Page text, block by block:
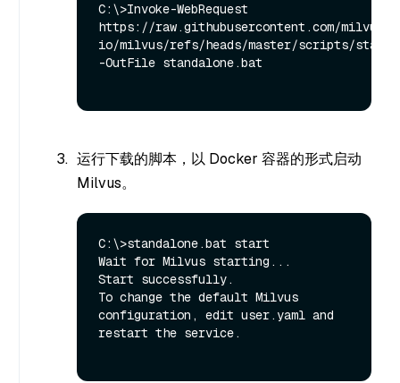
C:\>Invoke-WebRequest
https://raw.githubusercontent.com/milvus-
io/milvus/refs/heads/master/scripts/
-OutFile standalone.bat
运行下载的脚本，以 Docker 容器的形式启动
Milvus。
C:\>standalone.bat start
Wait for Milvus starting...
Start successfully.
To change the default Milvus
configuration, edit user.yaml and
restart the service.